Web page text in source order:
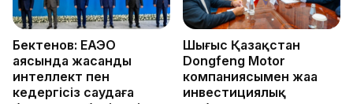
Бектенов: ЕАЭО
аясында жасанды
интеллект пен
кедергісіз саудаға
Шығыс Қазақстан
Dongfeng Motor
компаниясымен жаңа
инвестициялық